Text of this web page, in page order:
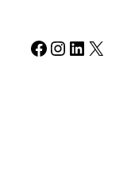
Facebook Instagram LinkedIn X